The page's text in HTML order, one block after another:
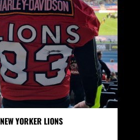
NEW YORKER LIONS